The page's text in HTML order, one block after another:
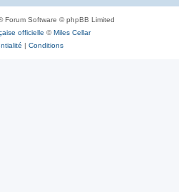
Forum Software © phpBB Limited
officielle ©Miles Cellar
| Conditions